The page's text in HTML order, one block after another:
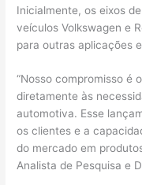
Inicialmente, os eixos
veículos Volkswagen e
para outras aplicações
“Nosso compromisso é
diretamente às
automotiva. Esse
os clientes e a
do mercado em
Analista de Pesquisa e